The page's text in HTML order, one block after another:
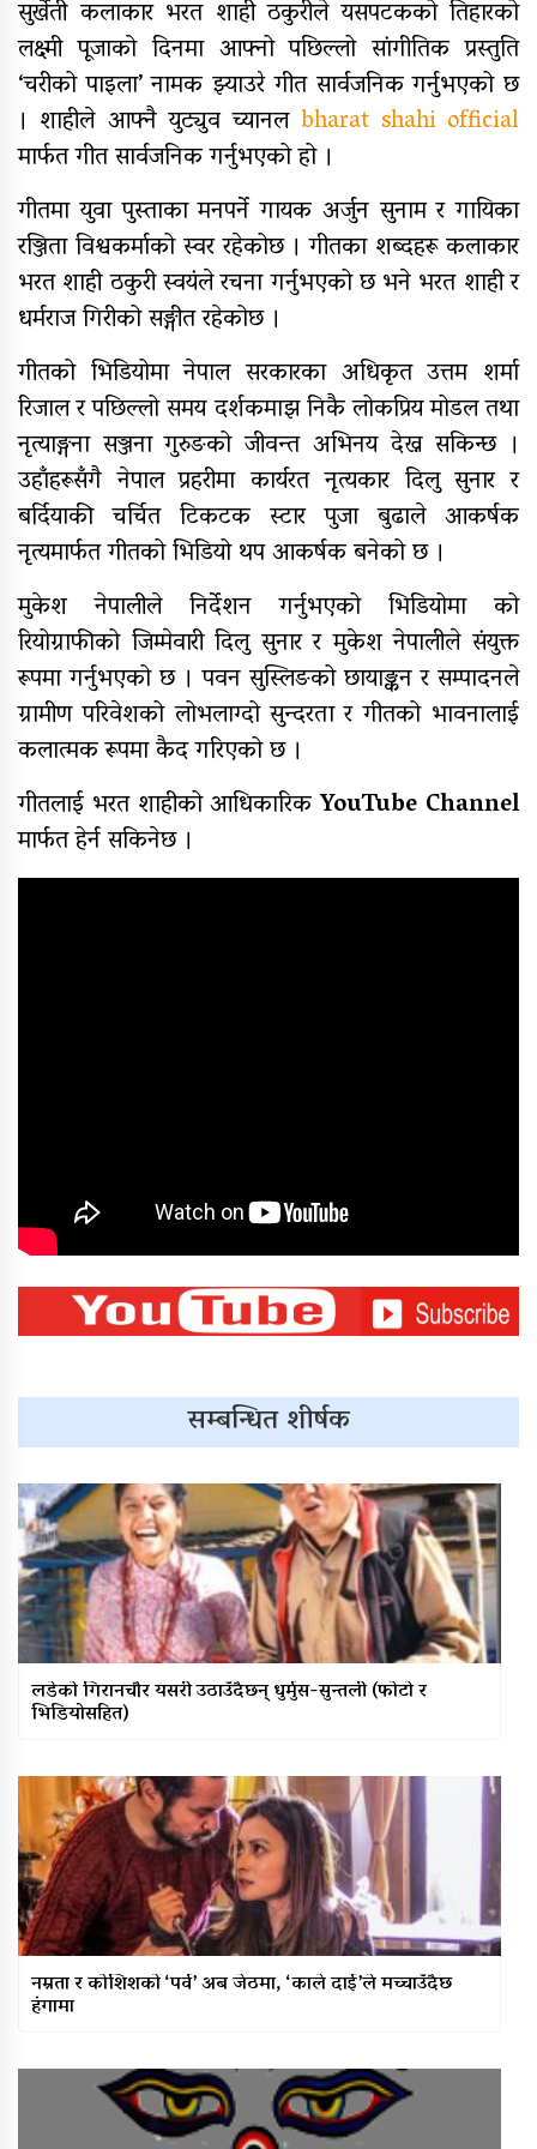
९४ पिन्ट रगत संकलन
कर्णाली प्रदेश सरकारद्वारा सवारी
साधनमा नयाँ कर र दस्तुर निर्धारण
क्यान्सर अस्पताल खजुरामा
बालबालिकाकालागि कृतिम खेल सामाग्री
हस्तान्तरण
बर्दियाको राजापूरमा सर्वाधिक शतक
रक्तदाता कर्माचार्य सम्मानित
मुगुमा नेपाल स्वयंसेवी रक्तदाता समाज
गठन, अध्यक्षमा बुढा
नेपाल रेडक्रसका केन्द्रीय कोषाध्यक्ष
कर्माचार्यद्वारा बाँके शाखामा भेटघाट
नेपालका सर्वाधिक स्वयंसेवी शतक
रक्तदाता कर्माचार्यद्वारा मुगुमा १८७औं
पटकको रक्तदान
सुर्खेती कलाकार भरत शाही ठकुरीले यसपटकको तिहारको
लक्ष्मी पूजाको दिनमा आफ्नो पछिल्लो सांगीतिक प्रस्तुति
‘चरीको पाइला’ नामक झ्याउरे गीत सार्वजनिक गर्नुभएको छ
। शाहीले आफ्नै युट्युव च्यानलbharat shahi official
मार्फत गीत सार्वजनिक गर्नुभएको हो ।
गीतमा युवा पुस्ताका मनपर्ने गायक अर्जुन सुनाम र गायिका
रञ्जिता विश्वकर्माको स्वर रहेकोछ ।गीतका शब्दहरू कलाकार
भरत शाही ठकुरी स्वयंले रचना गर्नुभएको छ भने भरत शाही र
धर्मराज गिरीको सङ्गीत रहेकोछ ।
गीतको भिडियोमा नेपाल सरकारका अधिकृत उत्तम शर्मा
रिजाल र पछिल्लो समय दर्शकमाझ निकै लोकप्रिय मोडल तथा
नृत्याङ्गना सञ्जना गुरुङको जीवन्त अभिनय देख्न सकिन्छ ।
उहाँहरूसँगै नेपाल प्रहरीमा कार्यरत नृत्यकार दिलु सुनार र
बर्दियाकी चर्चित टिकटक स्टार पुजा बुढाले आकर्षक
नृत्यमार्फत गीतको भिडियो थप आकर्षक बनेको छ ।
मुकेश नेपालीले निर्देशन गर्नुभएको भिडियोमा को
रियोग्राफीको जिम्मेवारी दिलु सुनार र मुकेश नेपालीले संयुक्त
रूपमा गर्नुभएको छ । पवन सुस्लिङको छायाङ्कन र सम्पादनले
ग्रामीण परिवेशको लोभलाग्दो सुन्दरता र गीतको भावनालाई
कलात्मक रूपमा कैद गरिएको छ ।
गीतलाई भरत शाहीको आधिकारिकYouTube Channel
मार्फत हेर्न सकिनेछ ।
सम्बन्धित शीर्षक
लडेको गिरानचौर यसरी उठाउँदैछन् धुर्मुस-सुन्तली (फोटो र
भिडियोसहित)
नम्रता र कोशिशको ‘पर्व’ अब जेठमा, ‘काले दाई’ले मच्चाउँदैछ
हंगामा